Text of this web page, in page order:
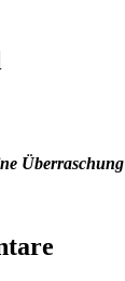
Überraschung